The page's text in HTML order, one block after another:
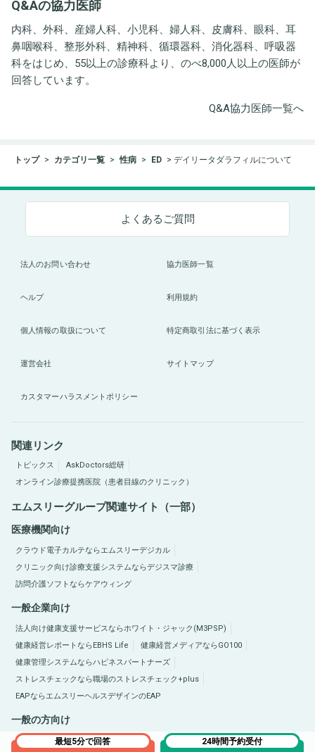
Q&Aの協力医師
内科、外科、産婦人科、小児科、婦人科、皮膚科、眼科、耳
鼻咽喉科、整形外科、精神科、循環器科、消化器科、呼吸器
科をはじめ、55以上の診療科より、のべ8,000人以上の医師が
回答しています。
Q&A協力医師一覧へ
トップ カテゴリ一覧 性病 ED デイリータダラフィルについて
最短5分で回答 24時間予約受付
よくあるご質問
法人のお問い合わせ 協力医師一覧
ヘルプ 利用規約
個人情報の取扱について 特定商取引法に基づく表示
運営会社 サイトマップ
カスタマーハラスメントポリシー
関連リンク
トピックス
AskDoctors総研
オンライン診療提携医院（患者目線のクリニック）
エムスリーグループ関連サイト（一部）
医療機関向け
クラウド電子カルテならエムスリーデジカル
クリニック向け診療支援システムならデジスマ診療
訪問介護ソフトならケアウィング
一般企業向け
法人向け健康支援サービスならホワイト・ジャック(M3PSP)
健康経営レポートならEBHS Life
健康経営メディアならGO100
健康管理システムならハピネスパートナーズ
ストレスチェックなら職場のストレスチェック+plus
EAPならエムスリーヘルスデザインのEAP
一般の方向け
医療総合サイトQLife（キューライフ） 肥満症総合サイトならひまんラボ